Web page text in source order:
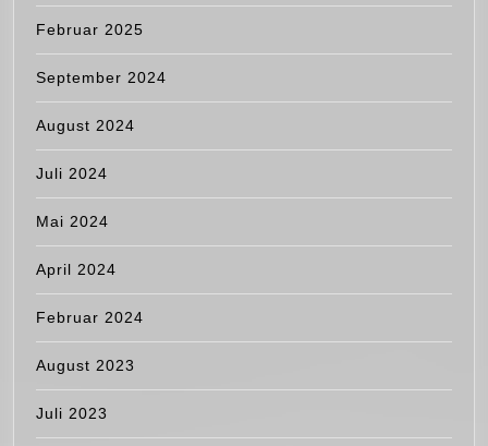
Februar 2025
September 2024
August 2024
Juli 2024
Mai 2024
April 2024
Februar 2024
August 2023
Juli 2023